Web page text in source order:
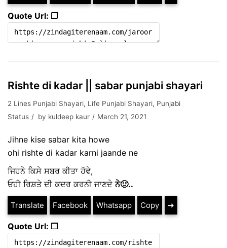
Quote Url: ❐
Rishte di kadar || sabar punjabi shayari
2 Lines Punjabi Shayari, Life Punjabi Shayari, Punjabi
Status
by kuldeep kaur March 21, 2021
Jihne kise sabar kita howe
ohi rishte di kadar karni jaande ne
ਜਿਹਨੇ ਕਿਸੇ ਸਬਰ ਕੀਤਾ ਹੋਵੇ,
ਓਹੀ ਰਿਸ਼ਤੇ ਦੀ ਕਦਰ ਕਰਨੀ ਜਾਣਦੇਨੇ🙂..
Translate Facebook Whatsapp Copy ➔
Quote Url: ❐